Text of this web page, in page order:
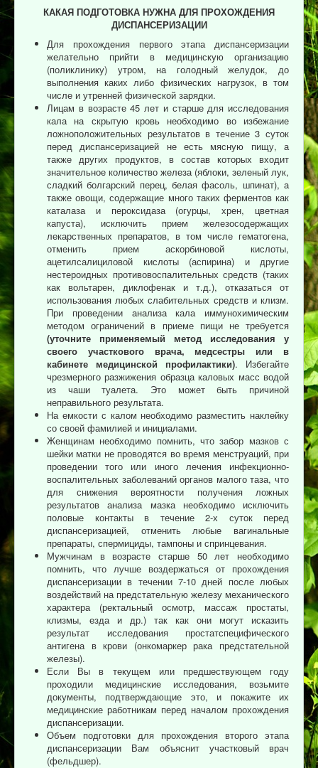
КАКАЯ ПОДГОТОВКА НУЖНА ДЛЯ ПРОХОЖДЕНИЯ
ДИСПАНСЕРИЗАЦИИ
Для прохождения первого этапа диспансеризации
желательно прийти в медицинскую организацию
(поликлинику) утром, на голодный желудок, до
выполнения каких либо физических нагрузок, в том
числе и утренней физической зарядки.
Лицам в возрасте 45 лет и старше для исследования
кала на скрытую кровь необходимо во избежание
ложноположительных результатов в течение 3 суток
перед диспансеризацией не есть мясную пищу, а
также других продуктов, в состав которых входит
значительное количество железа (яблоки, зеленый лук,
сладкий болгарский перец, белая фасоль, шпинат), а
также овощи, содержащие много таких ферментов как
каталаза и пероксидаза (огурцы, хрен, цветная
капуста), исключить прием железосодержащих
лекарственных препаратов, в том числе гематогена,
отменить прием аскорбиновой кислоты,
ацетилсалициловой кислоты (аспирина) и другие
нестероидных противовоспалительных средств (таких
как вольтарен, диклофенак и т.д.), отказаться от
использования любых слабительных средств и клизм.
При проведении анализа кала иммунохимическим
методом ограничений в приеме пищи не требуется
(уточните применяемый метод исследования у
своего участкового врача, медсестры или в
кабинете медицинской профилактики). Избегайте
чрезмерного разжижения образца каловых масс водой
из чаши туалета. Это может быть причиной
неправильного результата.
На емкости с калом необходимо разместить наклейку
со своей фамилией и инициалами.
Женщинам необходимо помнить, что забор мазков с
шейки матки не проводятся во время менструаций, при
проведении того или иного лечения инфекционно-
воспалительных заболеваний органов малого таза, что
для снижения вероятности получения ложных
результатов анализа мазка необходимо исключить
половые контакты в течение 2-х суток перед
диспансеризацией, отменить любые вагинальные
препараты, спермициды, тампоны и спринцевания.
Мужчинам в возрасте старше 50 лет необходимо
помнить, что лучше воздержаться от прохождения
диспансеризации в течении 7-10 дней после любых
воздействий на предстательную железу механического
характера (ректальный осмотр, массаж простаты,
клизмы, езда и др.) так как они могут исказить
результат исследования простатспецифического
антигена в крови (онкомаркер рака предстательной
железы).
Если Вы в текущем или предшествующем году
проходили медицинские исследования, возьмите
документы, подтверждающие это, и покажите их
медицинские работникам перед началом прохождения
диспансеризации.
Объем подготовки для прохождения второго этапа
диспансеризации Вам объяснит участковый врач
(фельдшер).